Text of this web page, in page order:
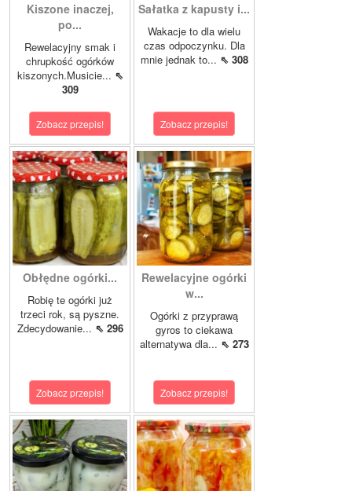
Kiszone inaczej,
po...
Rewelacyjny smak i
chrupkość ogórków
kiszonych.Musicie... ⇖
309
Zobacz przepis!
Sałatka z kapusty i...
Wakacje to dla wielu
czas odpoczynku. Dla
mnie jednak to... ⇖ 308
Zobacz przepis!
Obłędne ogórki...
Robię te ogórki już
trzeci rok, są pyszne.
Zdecydowanie... ⇖ 296
Zobacz przepis!
Rewelacyjne ogórki
w...
Ogórki z przyprawą
gyros to ciekawa
alternatywa dla... ⇖ 273
Zobacz przepis!